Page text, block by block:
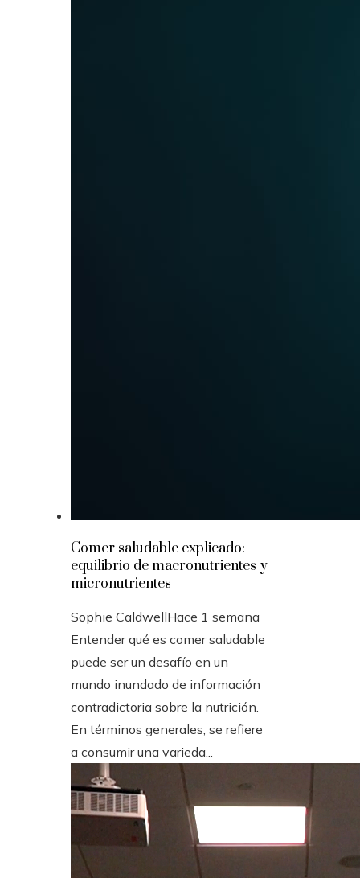
Comer saludable explicado:
equilibrio de macronutrientes y
micronutrientes
Sophie CaldwellHace 1 semana
Entender qué es comer saludable
puede ser un desafío en un
mundo inundado de información
contradictoria sobre la nutrición.
En términos generales, se refiere
a consumir una varieda...